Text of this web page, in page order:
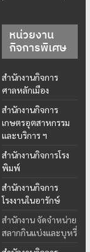
หน่วยงาน
กิจการพิเศษ
สำนักงานกิจการ
ศาลหลักเมือง
สำนักงานกิจการ
เกษตรอุตสาหกรรม
และบริการ ฯ
สำนักงานกิจการโรง
พิมพ์
สำนักงานกิจการ
โรงงานในอารักษ์
สำนักงาน จัดจำหน่าย
สลากกินแบ่งและบุหรี่